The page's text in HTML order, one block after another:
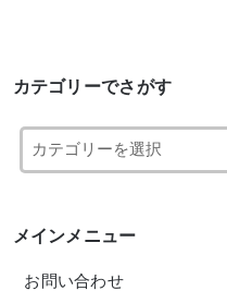
カテゴリーでさがす
メインメニュー
お問い合わせ